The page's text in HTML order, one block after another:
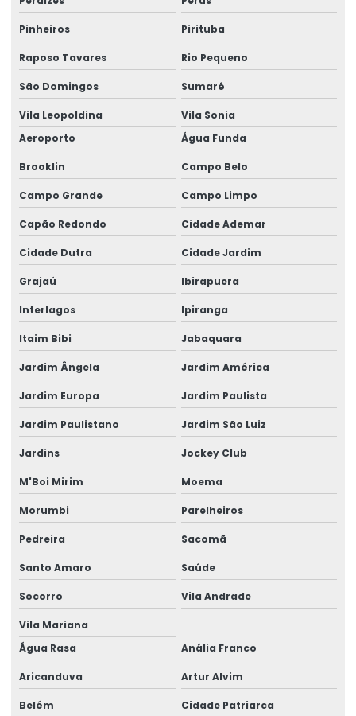
Empresa de lapidação de concreto para laje
Empresa de lapidação de piso de concreto
Empresa de nivelamento de piso
Empresa de pavimentação para aeroporto
Empresa de pavimentação para centro comercial
Empresa de pavimentação para centro de distribuição
Empresa de pavimentação para centro logístico
Empresa de pavimentação de concreto para armazém
Empresa de pavimentação de concreto para túnel
Empresa de pavimentação de concreto para via pública
Empresa de pavimentação de concreto para via rápida
Empresa de pavimentação para estrada
Empresa de pavimentação para obra de grande porte
Empresa de pavimentação para pátio industrial
Empresa de pintura epóxi
Empresa de piso para armazém
Empresa piso de concreto
Empresa de piso de concreto para estacionamento
Empresa piso industrial
Empresa que aplica epóxi
Empresa que faz piso de concreto
Pinheiros Pirituba
Raposo Tavares Rio Pequeno
São Domingos Sumaré
Vila Leopoldina
Vila Sonia
Aeroporto
Água Funda
Brooklin Campo Belo
Campo Grande Campo Limpo
Capão Redondo Cidade Ademar
Cidade Dutra Cidade Jardim
Grajaú Ibirapuera
Interlagos Ipiranga
Itaim Bibi Jabaquara
Jardim Ângela Jardim América
Jardim Europa Jardim Paulista
Jardim Paulistano Jardim São Luiz
Jardins Jockey Club
M'Boi Mirim Moema
Morumbi Parelheiros
Pedreira Sacomã
Santo Amaro Saúde
Socorro Vila Andrade
Vila Mariana
Água Rasa
Anália Franco
Aricanduva Artur Alvim
Belém Cidade Patriarca